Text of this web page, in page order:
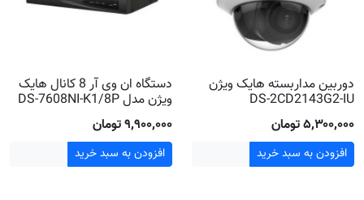
دوربین مداربسته هایک ویژن
DS-2CD2143G2-IU
۵٬۳۰۰٬۰۰۰ تومان
افزودن به سبد خرید
دستگاه ان وی آر 8 کانال هایک
ویژن مدل DS-7608NI-K1/8P
۹٬۹۰۰٬۰۰۰ تومان
افزودن به سبد خرید